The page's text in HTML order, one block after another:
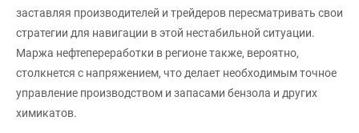
заставляя производителей и трейдеров пересматривать свои
стратегии для навигации в этой нестабильной ситуации.
Маржа нефтепереработки в регионе также, вероятно,
столкнется с напряжением, что делает необходимым точное
управление производством и запасами бензола и других
химикатов.